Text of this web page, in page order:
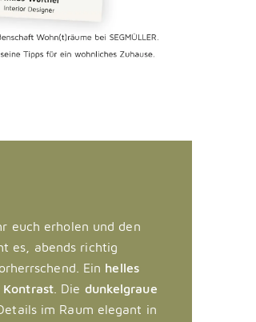
euch erholen und den
es, abends richtig
Ein helles
. Die dunkelgraue
im Raum elegant in